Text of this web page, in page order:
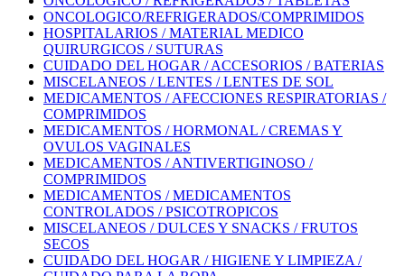
ONCOLOGICO/REFRIGERADOS/COMPRIMIDOS
HOSPITALARIOS / MATERIAL MEDICO
QUIRURGICOS / SUTURAS
CUIDADO DEL HOGAR / ACCESORIOS / BATERIAS
MISCELANEOS / LENTES / LENTES DE SOL
MEDICAMENTOS / AFECCIONES RESPIRATORIAS /
COMPRIMIDOS
MEDICAMENTOS / HORMONAL / CREMAS Y
OVULOS VAGINALES
MEDICAMENTOS / ANTIVERTIGINOSO /
COMPRIMIDOS
MEDICAMENTOS / MEDICAMENTOS
CONTROLADOS / PSICOTROPICOS
MISCELANEOS / DULCES Y SNACKS / FRUTOS
SECOS
CUIDADO DEL HOGAR / HIGIENE Y LIMPIEZA /